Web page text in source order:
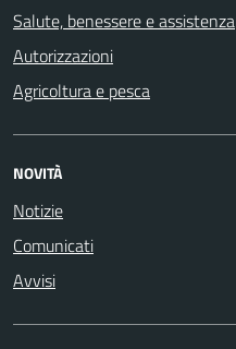
Salute, benessere e assistenza
Autorizzazioni
Agricoltura e pesca
NOVITÀ
Notizie
Comunicati
Avvisi